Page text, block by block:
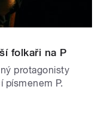
folkaři na P
protagonisty
písmenem P.